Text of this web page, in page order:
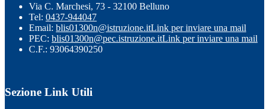
Via C. Marchesi, 73 - 32100 Belluno
Tel: 0437-944047
Email: blis01300n@istruzione.itLink per inviare una mail
PEC: blis01300n@pec.istruzione.itLink per inviare una mail
C.F.: 93064390250
Sezione Link Utili